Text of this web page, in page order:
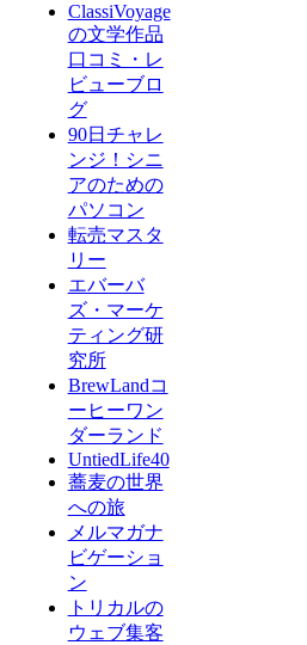
ClassiVoyage
の文学作品
口コミ・レ
ビューブロ
グ
90日チャレ
ンジ！シニ
アのための
パソコン
転売マスタ
リー
エバーバ
ズ・マーケ
ティング研
究所
BrewLandコ
ーヒーワン
ダーランド
UntiedLife40
蕎麦の世界
への旅
メルマガナ
ビゲーショ
ン
トリカルの
ウェブ集客